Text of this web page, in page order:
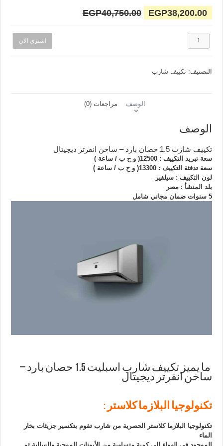
EGP40,750.00 EGP38,200.00
كمية
1.5
ديجيتال
لون
AY-
XP12YHES
اشتري الان
التصنيف:تكييف شارب
الوصف مراجعات (0)
الوصف
تكييف شارب 1.5 حصان بارد – ساخن انفرتر ديجيتال
سعة تبريد التكييف : 12500( و ح ب / ساعة )
سعة تدفئة التكييف : 13300( و ح ب / ساعة )
لون التكييف : سيلفير
بلد المنشأ : مصر
5 سنوات ضمان مجاني شامل
ما يميز تكييف شارب اسبليت 1.5 حصان بارد –
ساخن انفرتر ديجيتال
تكنولوجيا البلازما كلاستر :
تكنولوجيا البلازما كلاستر الحصرية من شارب تقوم بتكسير جزيئات بخار
الماء